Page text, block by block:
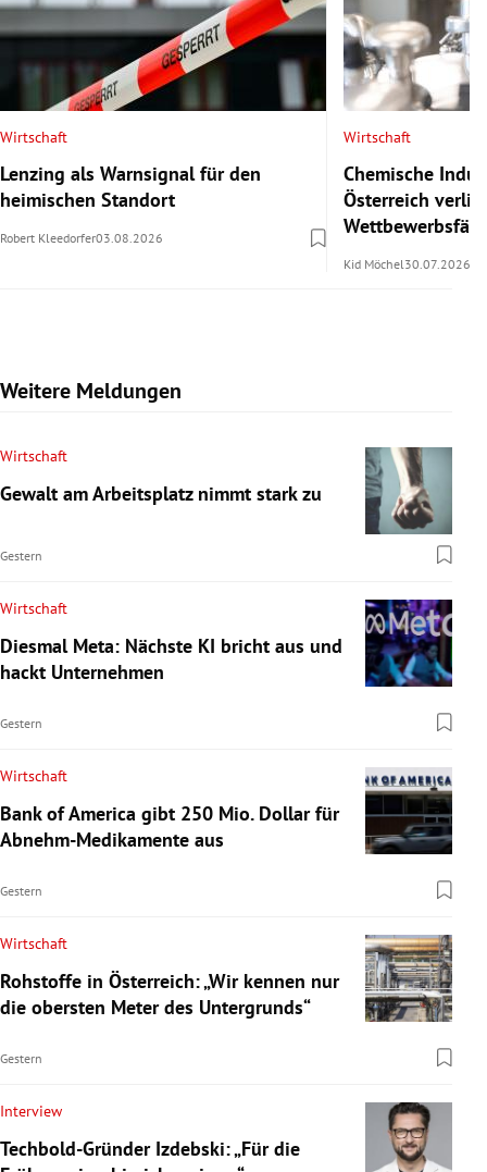
Wirtschaft
Lenzing als Warnsignal für den
heimischen Standort
Robert Kleedorfer03.08.2026
Wirtschaft
Chemische
Österreich
Kid Möchel30.07.2026
Weitere Meldungen
Wirtschaft
Gewalt am Arbeitsplatz nimmt stark zu
Gestern
Wirtschaft
Diesmal Meta: Nächste KI bricht aus und
hackt Unternehmen
Gestern
Wirtschaft
Bank of America gibt 250 Mio. Dollar für
Abnehm-Medikamente aus
Gestern
Wirtschaft
Rohstoffe in Österreich: „Wir kennen nur
die obersten Meter des Untergrunds“
Gestern
Interview
Techbold-Gründer Izdebski: „Für die